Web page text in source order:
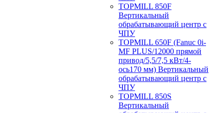
TOPMILL 850F
Вертикальный
обрабатывающий центр с
ЧПУ
TOPMILL 650F (Fanuc 0i-
MF PLUS/12000 прямой
привод/5,5/7,5 кВт/4-
ось170 мм) Вертикальный
обрабатывающий центр с
ЧПУ
TOPMILL 850S
Вертикальный